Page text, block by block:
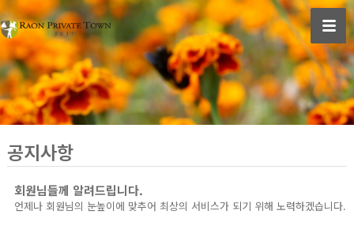
공지사항
회원님들께 알려드립니다.
언제나 회원님의 눈높이에 맞추어 최상의 서비스가 되기 위해 노력하겠습니다.